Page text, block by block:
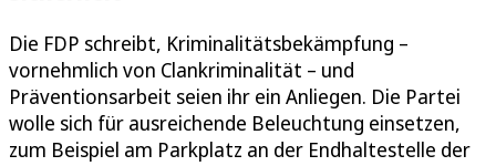
Die FDP schreibt, Kriminalitätsbekämpfung –
vornehmlich von Clankriminalität – und
Präventionsarbeit seien ihr ein Anliegen. Die Partei
wolle sich für ausreichende Beleuchtung einsetzen,
zum Beispiel am Parkplatz an der Endhaltestelle der